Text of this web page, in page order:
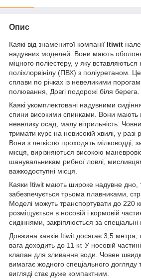
Опис
Каякі від знаменитої компанії Itiwit
надувних моделей. Вони мають
міцного поліестеру, у яку вставляються
поліхлорвінілу (ПВХ) з поліуретаном.
сплави по річках із невеликими
полювання, Довгі подорожі біля берега.
Каякі укомплектовані надувними
спини високими спинками. Вони мають
невелику осад, малу вітрильність.
тримати курс на невисокій хвилі, у разі
Вони з легкістю проходять мілководді,
місця, вирізняються високою
шанувальникам рибної ловлі,
важкодоступні місця.
Каяки Itiwit мають широке надувне дно,
забезпечується трьома плавниками,
Моделі можуть транспортувати до 220
розміщується в носовій і кормовій
сидіннями, закріплюється за спеціальні
Довжина каяків Itiwit досягає 3,5
вага доходить до 11 кг. У носовій
клапан для зливання води. Човен
вимагає жодного спеціального догляду
вигляді стає дуже компактним.